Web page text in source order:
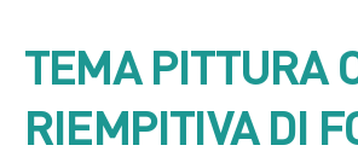
TEMA PITTURA
RIEMPITIVA DI